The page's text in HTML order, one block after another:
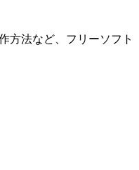
方法など、フリーソフト